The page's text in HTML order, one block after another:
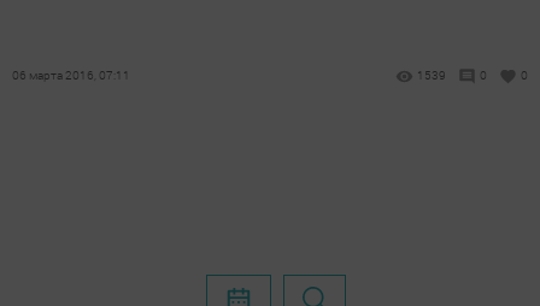
06 марта 2016, 07:11 1539 0 0